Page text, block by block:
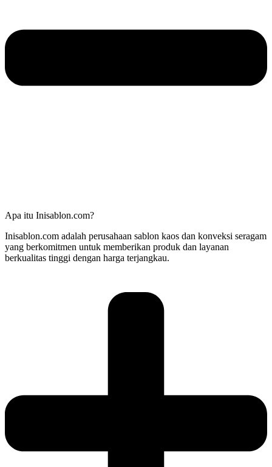
Apa itu Inisablon.com?
Inisablon.com adalah perusahaan sablon kaos dan konveksi seragam
yang berkomitmen untuk memberikan produk dan layanan
berkualitas tinggi dengan harga terjangkau.